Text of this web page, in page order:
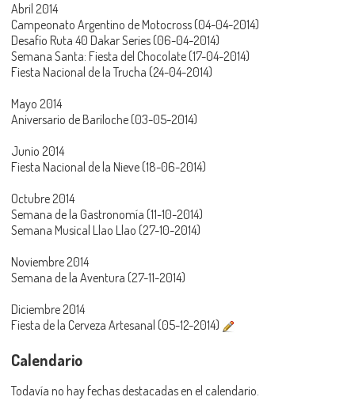
Abril 2014
Campeonato Argentino de Motocross (04-04-2014)
Desafío Ruta 40 Dakar Series (06-04-2014)
Semana Santa: Fiesta del Chocolate (17-04-2014)
Fiesta Nacional de la Trucha (24-04-2014)
Mayo 2014
Aniversario de Bariloche (03-05-2014)
Junio 2014
Fiesta Nacional de la Nieve (18-06-2014)
Octubre 2014
Semana de la Gastronomía (11-10-2014)
Semana Musical Llao Llao (27-10-2014)
Noviembre 2014
Semana de la Aventura (27-11-2014)
Diciembre 2014
Fiesta de la Cerveza Artesanal (05-12-2014)
Calendario
Todavía no hay fechas destacadas en el calendario.